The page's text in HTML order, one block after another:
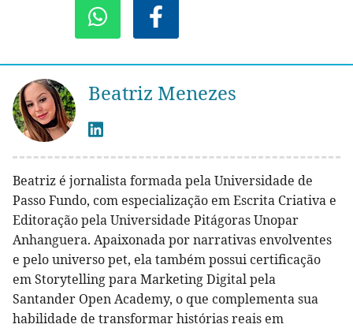
Beatriz Menezes
Beatriz é jornalista formada pela Universidade de
Passo Fundo, com especialização em Escrita Criativa e
Editoração pela Universidade Pitágoras Unopar
Anhanguera. Apaixonada por narrativas envolventes
e pelo universo pet, ela também possui certificação
em Storytelling para Marketing Digital pela
Santander Open Academy, o que complementa sua
habilidade de transformar histórias reais em